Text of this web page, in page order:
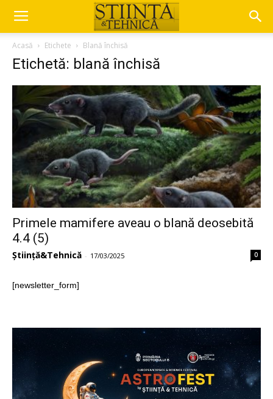
Acasă Etichete Blană închisă
Etichetă: blană închisă
Primele mamifere aveau o blană deosebită
4.4 (5)
Știință&Tehnică - 17/03/2025 0
[newsletter_form]